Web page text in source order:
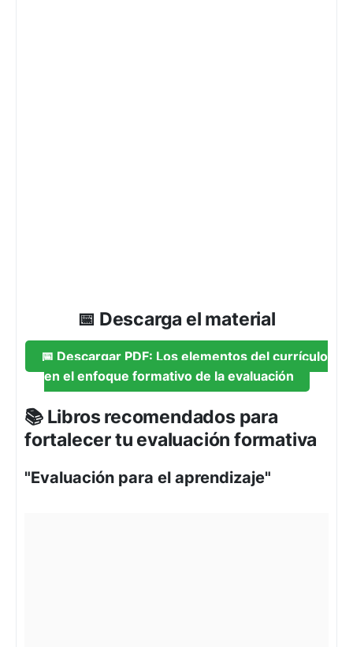
📅 Descarga el material
📅 Descargar PDF: Los elementos del currículo
en el enfoque formativo de la evaluación
📚 Libros recomendados para
fortalecer tu evaluación formativa
"Evaluación para el aprendizaje"